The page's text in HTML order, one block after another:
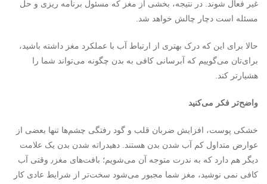
غیر فعال شوند. در نتیجه، بخشی از مغز که مسئول برنامه ریزی و حل
مسئله است دچار چالش خواهد شد.
حالا برای این که درک بهتری از ارتباط آب با عملکرد مغز داشته باشید،
برای‌تان می‌گوییم که آبرسانی کافی به بدن چگونه می‌تواند شما را
هشیارتر کند.
واضح‌تر فکر می‌کنید
خشکی پوست، افزایش ضربان قلب و گود رفتگی چشم‌ها تنها بعضی از
عوارض متداول کم آب شدن بدن هستند. دهیدراته شدن بدن یک علامت
دیگر هم دارد که به ندرت متوجه آن می‌شویم؛ بافت‌های مغز٫ وقتی آب
کافی نمی نوشید، مغز شما مجبور می‌شود سخت‌تر از شرایط عادی کار